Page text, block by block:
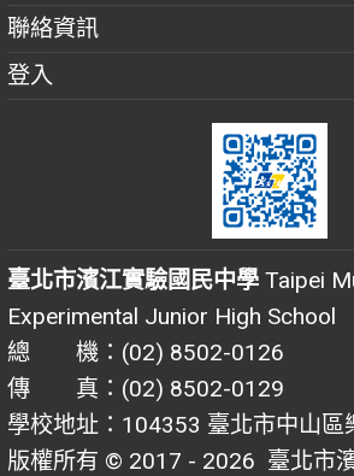
聯絡資訊
登入
臺北市濱江實驗國民中學 Taipei
Experimental Junior High School
總 機：(02) 8502-0126
傳 真：(02) 8502-0129
學校地址：104353 臺北市中山區
版權所有 © 2017 - 2026 臺北市